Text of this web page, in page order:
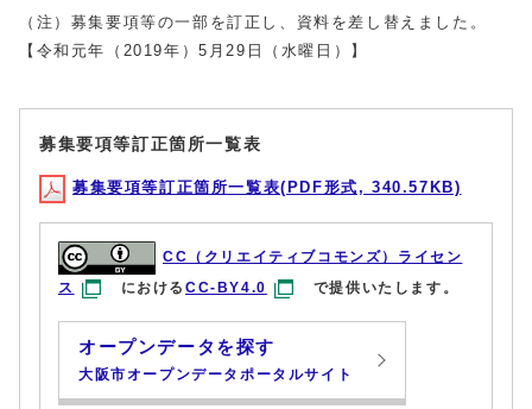
（注）募集要項等の一部を訂正し、資料を差し替えました。
【令和元年（2019年）5月29日（水曜日）】
募集要項等訂正箇所一覧表
募集要項等訂正箇所一覧表(PDF形式, 340.57KB)
CC（クリエイティブコモンズ）ライセン
ス
におけるCC-BY4.0 で提供いたします。
オープンデータを探す
大阪市オープンデータポータルサイト